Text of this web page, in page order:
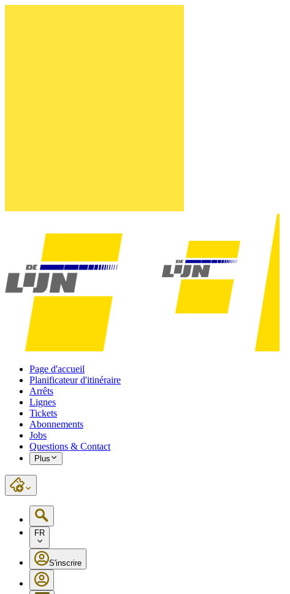
Page d'accueil
Planificateur d'itinéraire
Arrêts
Lignes
Tickets
Abonnements
Jobs
Questions & Contact
Plus
FR
S'inscrire